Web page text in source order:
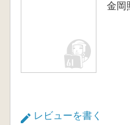
金岡
レビューを書く